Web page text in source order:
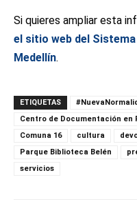
Si quieres ampliar esta
el sitio web del
Medellín.
ETIQUETAS
Centro de Documentación en
Comuna 16
cultura
Parque Biblioteca Belén
servicios